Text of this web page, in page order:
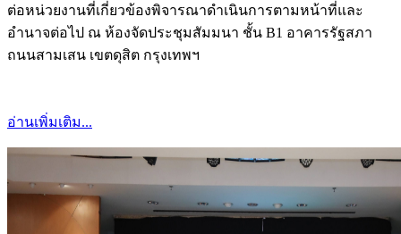
ต่อหน่วยงานที่เกี่ยวข้องพิจารณาดำเนินการตามหน้าที่และ
อำนาจต่อไป ณ ห้องจัดประชุมสัมมนา ชั้น B1 อาคารรัฐสภา
ถนนสามเสน เขตดุสิต กรุงเทพฯ
อ่านเพิ่มเติม...